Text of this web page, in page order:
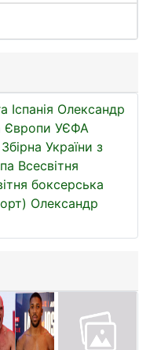
Іспанія Олександр
Європи УЄФА
Збірна України з
Всесвітня
боксерська
Олександр